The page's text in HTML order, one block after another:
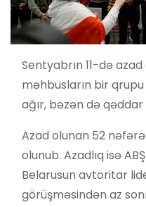
Sentyabrın 11-də
məhbusların bir
ağır, bəzən də
Azad olunan 52
olunub. Azadlıq isə
Belarusun avtoritar
görüşməsindən az